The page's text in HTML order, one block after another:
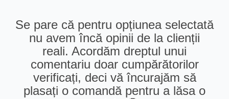
Se pare că pentru opțiunea selectată
nu avem încă opinii de la clienții
reali. Acordăm dreptul unui
comentariu doar cumpărătorilor
verificați, deci vă încurajăm să
plasați o comandă pentru a lăsa o